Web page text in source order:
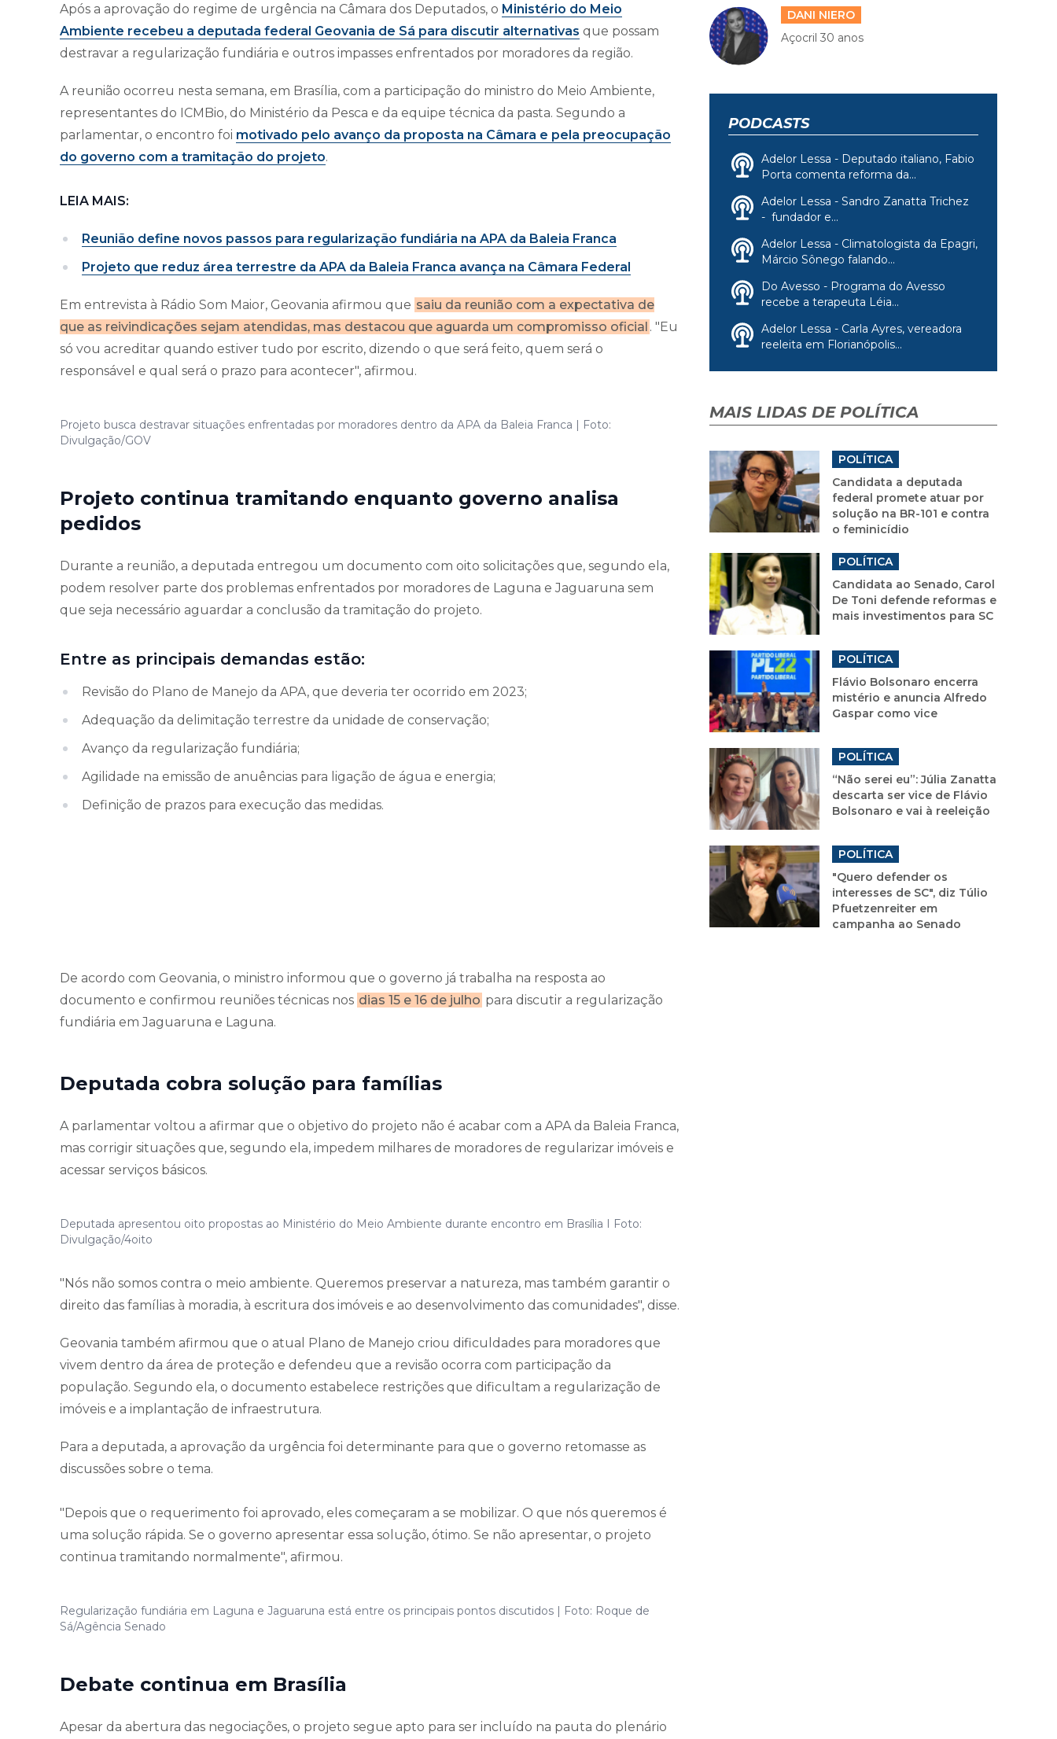
Após a aprovação do regime de urgência na Câmara dos Deputados, o Ministério do Meio
Ambiente recebeu a deputada federal Geovania de Sá para discutir alternativas que possam
destravar a regularização fundiária e outros impasses enfrentados por moradores da região.
A reunião ocorreu nesta semana, em Brasília, com a participação do ministro do Meio Ambiente,
representantes do ICMBio, do Ministério da Pesca e da equipe técnica da pasta. Segundo a
parlamentar, o encontro foi motivado pelo avanço da proposta na Câmara e pela preocupação
do governo com a tramitação do projeto.
LEIA MAIS:
Reunião define novos passos para regularização fundiária na APA da Baleia Franca
Projeto que reduz área terrestre da APA da Baleia Franca avança na Câmara Federal
Em entrevista à Rádio Som Maior, Geovania afirmou que saiu da reunião com a expectativa de
que as reivindicações sejam atendidas, mas destacou que aguarda um compromisso oficial . "Eu
só vou acreditar quando estiver tudo por escrito, dizendo o que será feito, quem será o
responsável e qual será o prazo para acontecer", afirmou.
Projeto busca destravar situações enfrentadas por moradores dentro da APA da Baleia Franca | Foto:
Divulgação/GOV
Projeto continua tramitando enquanto governo analisa
pedidos
Durante a reunião, a deputada entregou um documento com oito solicitações que, segundo ela,
podem resolver parte dos problemas enfrentados por moradores de Laguna e Jaguaruna sem
que seja necessário aguardar a conclusão da tramitação do projeto.
Entre as principais demandas estão:
Revisão do Plano de Manejo da APA, que deveria ter ocorrido em 2023;
Adequação da delimitação terrestre da unidade de conservação;
Avanço da regularização fundiária;
Agilidade na emissão de anuências para ligação de água e energia;
Definição de prazos para execução das medidas.
De acordo com Geovania, o ministro informou que o governo já trabalha na resposta ao
documento e confirmou reuniões técnicas nos dias 15 e 16 de julho para discutir a regularização
fundiária em Jaguaruna e Laguna.
Deputada cobra solução para famílias
A parlamentar voltou a afirmar que o objetivo do projeto não é acabar com a APA da Baleia Franca,
mas corrigir situações que, segundo ela, impedem milhares de moradores de regularizar imóveis e
acessar serviços básicos.
Deputada apresentou oito propostas ao Ministério do Meio Ambiente durante encontro em Brasília I Foto:
Divulgação/4oito
"Nós não somos contra o meio ambiente. Queremos preservar a natureza, mas também garantir o
direito das famílias à moradia, à escritura dos imóveis e ao desenvolvimento das comunidades", disse.
Geovania também afirmou que o atual Plano de Manejo criou dificuldades para moradores que
vivem dentro da área de proteção e defendeu que a revisão ocorra com participação da
população. Segundo ela, o documento estabelece restrições que dificultam a regularização de
imóveis e a implantação de infraestrutura.
Para a deputada, a aprovação da urgência foi determinante para que o governo retomasse as
discussões sobre o tema.
"Depois que o requerimento foi aprovado, eles começaram a se mobilizar. O que nós queremos é
uma solução rápida. Se o governo apresentar essa solução, ótimo. Se não apresentar, o projeto
continua tramitando normalmente", afirmou.
Regularização fundiária em Laguna e Jaguaruna está entre os principais pontos discutidos | Foto: Roque de
Sá/Agência Senado
Debate continua em Brasília
Apesar da abertura das negociações, o projeto segue apto para ser incluído na pauta do plenário
DANI NIERO
Açocril 30 anos
PODCASTS
Adelor Lessa - Deputado italiano, Fabio
Porta comenta reforma da...
Adelor Lessa - Sandro Zanatta Trichez
- fundador e...
Adelor Lessa - Climatologista da Epagri,
Márcio Sônego falando...
Do Avesso - Programa do Avesso
recebe a terapeuta Léia...
Adelor Lessa - Carla Ayres, vereadora
reeleita em Florianópolis...
MAIS LIDAS DE POLÍTICA
POLÍTICA
Candidata a deputada
federal promete atuar por
solução na BR-101 e contra
o feminicídio
POLÍTICA
Candidata ao Senado, Carol
De Toni defende reformas e
mais investimentos para SC
POLÍTICA
Flávio Bolsonaro encerra
mistério e anuncia Alfredo
Gaspar como vice
POLÍTICA
“Não serei eu”: Júlia Zanatta
descarta ser vice de Flávio
Bolsonaro e vai à reeleição
POLÍTICA
"Quero defender os
interesses de SC", diz Túlio
Pfuetzenreiter em
campanha ao Senado